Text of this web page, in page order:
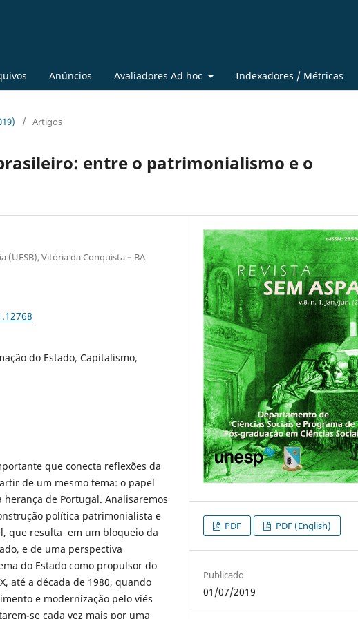
Anúncios Avaliadores Ad hoc Indexadores / Métricas
/ Artigos
entre o patrimonialismo e o
(UESB), Vitória da Conquista – BA
do Estado, Capitalismo,
que conecta reflexões da
de um mesmo tema: o papel
de Portugal. Analisaremos
política patrimonialista e
que resulta em um bloqueio da
e de uma perspectiva
do Estado como propulsor do
até a década de 1980, quando
e modernização pelo viés
se cada vez mais por uma
PDF PDF (English)
Publicado
01/07/2019